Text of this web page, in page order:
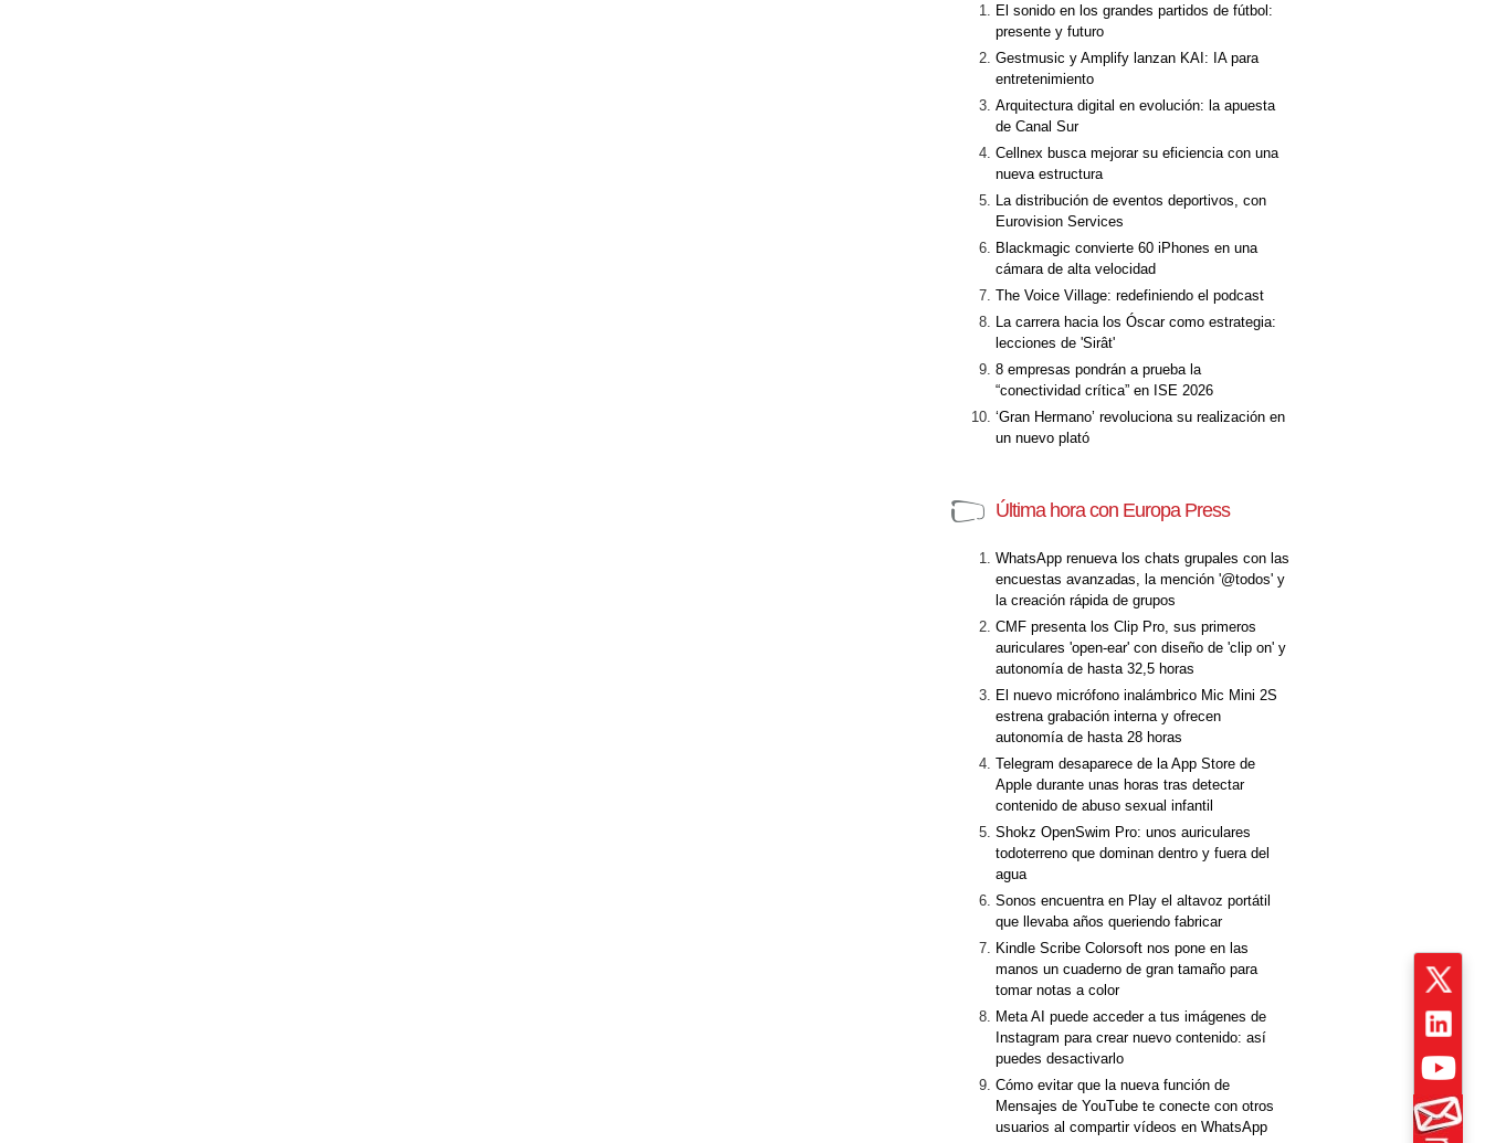
El sonido en los grandes partidos de fútbol:
presente y futuro
Gestmusic y Amplify lanzan KAI: IA para
entretenimiento
Arquitectura digital en evolución: la apuesta
de Canal Sur
Cellnex busca mejorar su eficiencia con una
nueva estructura
La distribución de eventos deportivos, con
Eurovision Services
Blackmagic convierte 60 iPhones en una
cámara de alta velocidad
The Voice Village: redefiniendo el podcast
La carrera hacia los Óscar como estrategia:
lecciones de 'Sirât'
8 empresas pondrán a prueba la
“conectividad crítica” en ISE 2026
‘Gran Hermano’ revoluciona su realización en
un nuevo plató
Última hora con Europa Press
WhatsApp renueva los chats grupales con las
encuestas avanzadas, la mención '@todos' y
la creación rápida de grupos
CMF presenta los Clip Pro, sus primeros
auriculares 'open-ear' con diseño de 'clip on' y
autonomía de hasta 32,5 horas
El nuevo micrófono inalámbrico Mic Mini 2S
estrena grabación interna y ofrecen
autonomía de hasta 28 horas
Telegram desaparece de la App Store de
Apple durante unas horas tras detectar
contenido de abuso sexual infantil
Shokz OpenSwim Pro: unos auriculares
todoterreno que dominan dentro y fuera del
agua
Sonos encuentra en Play el altavoz portátil
que llevaba años queriendo fabricar
Kindle Scribe Colorsoft nos pone en las
manos un cuaderno de gran tamaño para
tomar notas a color
Meta AI puede acceder a tus imágenes de
Instagram para crear nuevo contenido: así
puedes desactivarlo
Cómo evitar que la nueva función de
Mensajes de YouTube te conecte con otros
usuarios al compartir vídeos en WhatsApp